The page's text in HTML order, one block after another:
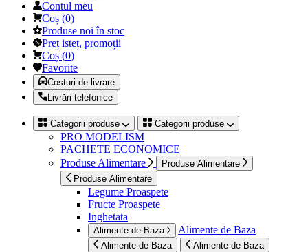
Contul meu
Coș (0)
Produse noi în stoc
Preț isteț, promoții
Coș (0)
Favorite
Costuri de livrare
Livrări telefonice
Categorii produse Categorii produse
PRO MODELISM
PACHETE ECONOMICE
Produse Alimentare
Produse Alimentare
Produse Alimentare
Legume Proaspete
Fructe Proaspete
Inghetata
Alimente de Baza Alimente de Baza
Alimente de Baza Alimente de Baza